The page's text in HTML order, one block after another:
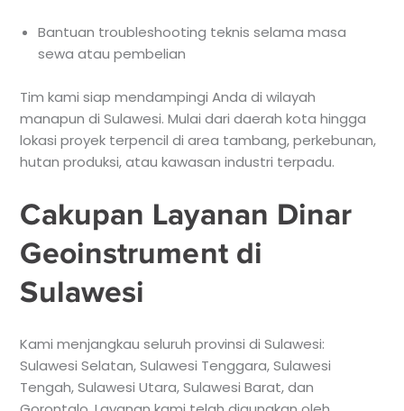
Bantuan troubleshooting teknis selama masa
sewa atau pembelian
Tim kami siap mendampingi Anda di wilayah
manapun di Sulawesi. Mulai dari daerah kota hingga
lokasi proyek terpencil di area tambang, perkebunan,
hutan produksi, atau kawasan industri terpadu.
Cakupan Layanan Dinar
Geoinstrument di
Sulawesi
Kami menjangkau seluruh provinsi di Sulawesi:
Sulawesi Selatan, Sulawesi Tenggara, Sulawesi
Tengah, Sulawesi Utara, Sulawesi Barat, dan